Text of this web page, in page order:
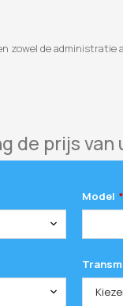
zowel de administratie
de prijs van
Model *